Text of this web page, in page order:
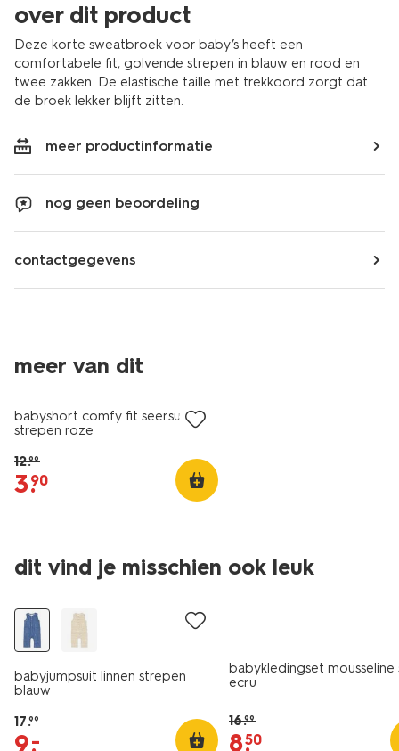
over dit product
Deze korte sweatbroek voor baby’s heeft een
comfortabele fit, golvende strepen in blauw en rood en
twee zakken. De elastische taille met trekkoord zorgt dat
de broek lekker blijft zitten.
meer productinformatie
nog geen beoordeling
contactgegevens
meer van dit
sale
babyshort comfy fit seersucker
strepen roze
12.99
3.
90
dit vind je misschien ook leuk
sale
babyjumpsuit linnen strepen
blauw
17.99
9.
–
sale
babykledingset mousseline
ecru
16.99
8.
50